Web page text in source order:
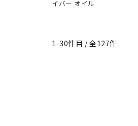
イバー オイル
1-30件目 / 全127件